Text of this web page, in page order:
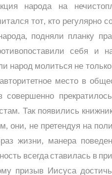
народа на
тот, кто регулярно
подняли планку
себя и
народ молиться не
место в
Так появились
они, не претендуя на
жизни, манера
всегда ставилась в
призыв Иисуса